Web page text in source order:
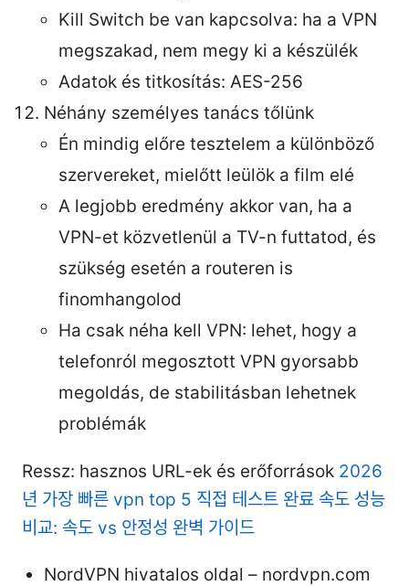
Kill Switch be van kapcsolva: ha a VPN
megszakad, nem megy ki a készülék
Adatok és titkosítás: AES-256
Néhány személyes tanács tőlünk
Én mindig előre tesztelem a különböző
szervereket, mielőtt leülök a film elé
A legjobb eredmény akkor van, ha a
VPN-et közvetlenül a TV-n futtatod, és
szükség esetén a routeren is
finomhangolod
Ha csak néha kell VPN: lehet, hogy a
telefonról megosztott VPN gyorsabb
megoldás, de stabilitásban lehetnek
problémák
Ressz: hasznos URL-ek és erőforrások 2026
년 가장 빠른 vpn top 5 직접 테스트 완료 속도 성능
비교: 속도 vs 안정성 완벽 가이드
NordVPN hivatalos oldal – nordvpn.com